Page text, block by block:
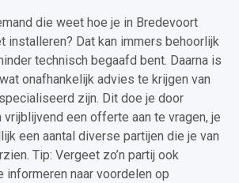
die weet hoe je in Bredevoort
installeren? Dat kan immers behoorlijk
technisch begaafd bent. Daarna is
onafhankelijk advies te krijgen van
zijn. Dit doe je door
een offerte aan te vragen, je
een aantal diverse partijen die je van
Tip: Vergeet zo’n partij ook
informeren naar voordelen op